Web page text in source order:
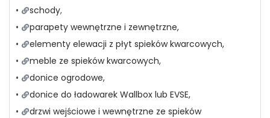
•
schody,
•
parapety wewnętrzne i zewnętrzne,
•
elementy elewacji z płyt spieków kwarcowych,
•
meble ze spieków kwarcowych,
•
donice ogrodowe,
•
donice do ładowarek Wallbox lub EVSE,
•
drzwi wejściowe i wewnętrzne ze spieków